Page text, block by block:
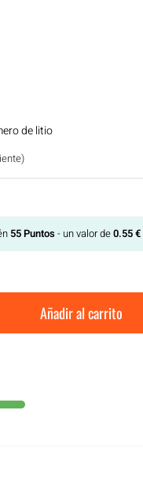
de litio
55Puntos - un valor de0.55€
Añadir al carrito